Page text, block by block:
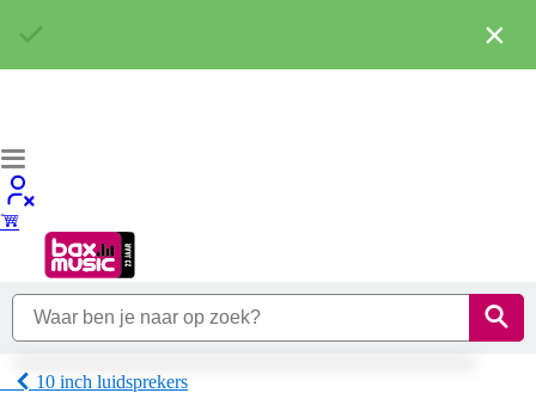
10 inch luidsprekers
×